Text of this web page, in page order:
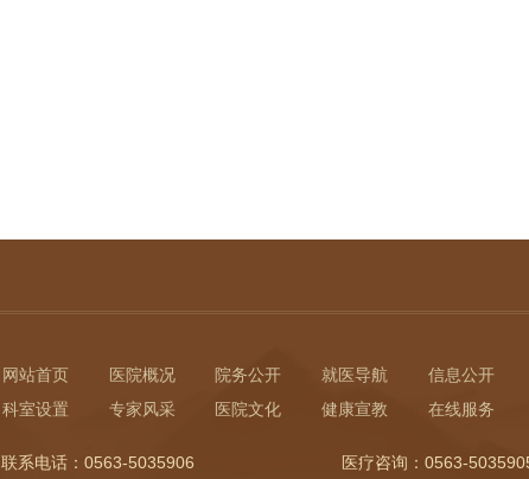
科室设置 专家风采 医院文化 健康宣教 在线服务
联系电话：0563-5035906 医疗咨询：0563-
网站首页 医院概况 院务公开 就医导航 信息公开